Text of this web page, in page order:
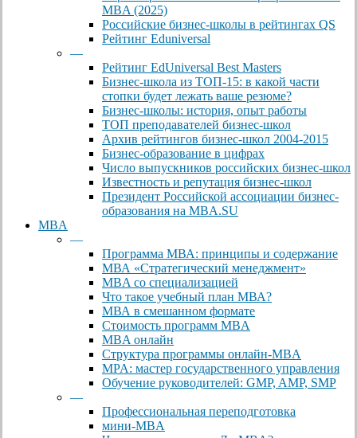
MBA (2025)
Российские бизнес-школы в рейтингах QS
Рейтинг Eduniversal
—
Рейтинг EdUniversal Best Masters
Бизнес-школа из ТОП-15: в какой части
стопки будет лежать ваше резюме?
Бизнес-школы: история, опыт работы
ТОП преподавателей бизнес-школ
Архив рейтингов бизнес-школ 2004-2015
Бизнес-образование в цифрах
Число выпускников российских бизнес-школ
Известность и репутация бизнес-школ
Президент Российской ассоциации бизнес-
образования на MBA.SU
MBA
—
Программа МВА: принципы и содержание
МВА «Cтратегический менеджмент»
MBA со специализацией
Что такое учебный план МВА?
МВА в смешанном формате
Стоимость программ MBA
MBA онлайн
Cтруктура программы онлайн-MBA
MPA: мастер государственного управления
Обучение руководителей: GMP, AMP, SMP
—
Профессиональная переподготовка
мини-MBA